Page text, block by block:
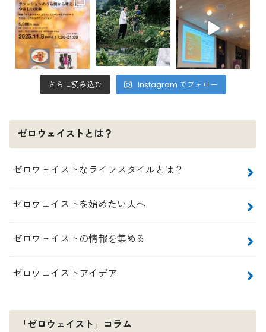
さらに読み込む Instagram でフォロー
ゼロウェイストとは？
ゼロウェイストなライフスタイルとは？
ゼロウェイストを始めたい人へ
ゼロウェイストの情報を集める
ゼロウェイストアイデア
「ゼロウェイスト」コラム